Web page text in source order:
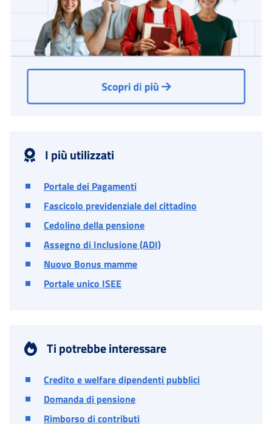
I più utilizzati
Portale dei Pagamenti
Fascicolo previdenziale del cittadino
Cedolino della pensione
Assegno di Inclusione (ADI)
Nuovo Bonus mamme
Portale unico ISEE
Ti potrebbe interessare
Credito e welfare dipendenti pubblici
Domanda di pensione
Rimborso di contributi